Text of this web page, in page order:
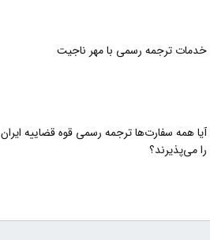
خدمات ترجمه رسمی با مهر ناجیت
آیا همه سفارت‌ها ترجمه رسمی قوه قضاییه ایران
را می‌پذیرند؟